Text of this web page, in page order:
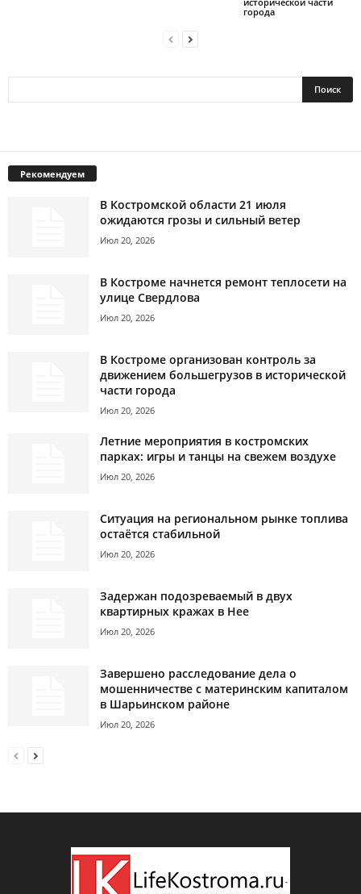
города
Рекомендуем
В Костромской области 21 июля
ожидаются грозы и сильный ветер
Июл 20, 2026
В Костроме начнется ремонт теплосети на
улице Свердлова
Июл 20, 2026
В Костроме организован контроль за
движением большегрузов в исторической
части города
Июл 20, 2026
Летние мероприятия в костромских
парках: игры и танцы на свежем воздухе
Июл 20, 2026
Ситуация на региональном рынке топлива
остаётся стабильной
Июл 20, 2026
Задержан подозреваемый в двух
квартирных кражах в Нее
Июл 20, 2026
Завершено расследование дела о
мошенничестве с материнским капиталом
в Шарьинском районе
Июл 20, 2026